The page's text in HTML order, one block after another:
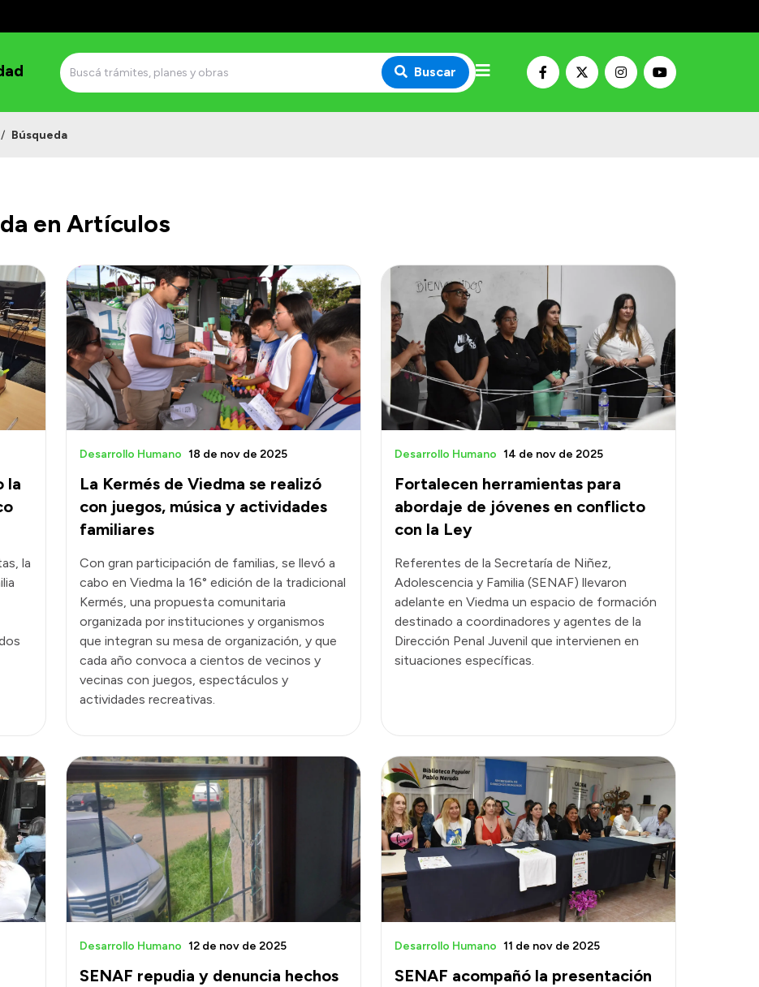
Buscar
/ Búsqueda
en Artículos
la
la
La Kermés de Viedma se realizó
con juegos, música y actividades
familiares
Desarrollo Humano 18 de nov de 2025
Con gran participación de familias, se llevó a
cabo en Viedma la 16° edición de la tradicional
Kermés, una propuesta comunitaria
organizada por instituciones y organismos
que integran su mesa de organización, y que
cada año convoca a cientos de vecinos y
vecinas con juegos, espectáculos y
actividades recreativas.
Fortalecen herramientas para
abordaje de jóvenes en conflicto
con la Ley
Desarrollo Humano 14 de nov de 2025
Referentes de la Secretaría de Niñez,
Adolescencia y Familia (SENAF) llevaron
adelante en Viedma un espacio de formación
destinado a coordinadores y agentes de la
Dirección Penal Juvenil que intervienen en
situaciones específicas.
SENAF repudia y denuncia hechos
Desarrollo Humano 12 de nov de 2025
SENAF acompañó la presentación
Desarrollo Humano 11 de nov de 2025